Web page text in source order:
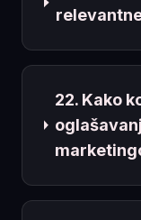
22. Kako